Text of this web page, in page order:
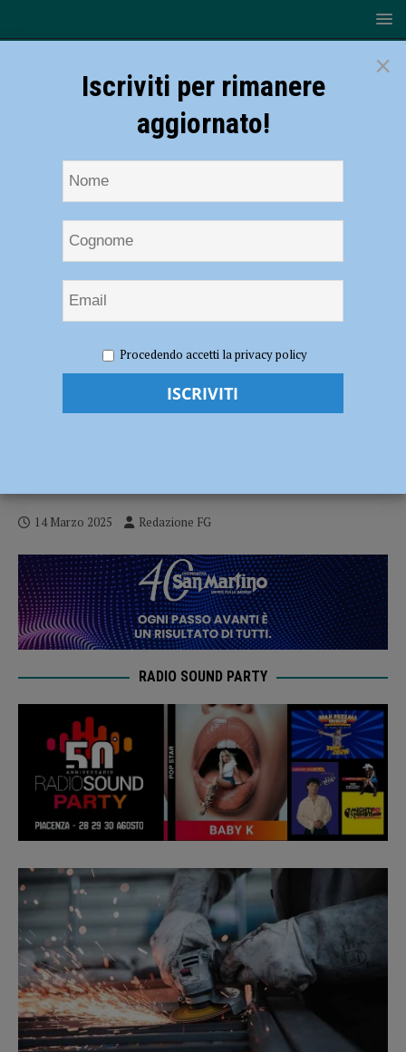
calo di fatturato, quasi metà delle aziende in allarme per questo
trimestre
L’industria teme un calo di fatturato,
14 Marzo 2025 Redazione FG
RADIO SOUND PARTY
×
Iscriviti per rimanere
aggiornato!
Procedendo accetti la privacy policy